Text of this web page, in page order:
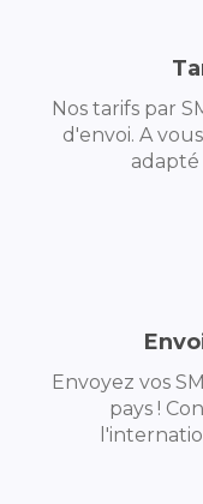
Nos tarifs par
d'envoi. A
adapté
Envoyez vos
pays !